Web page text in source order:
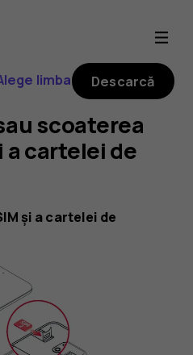
limba Descarcă
scoaterea
a cartelei de
și a cartelei de